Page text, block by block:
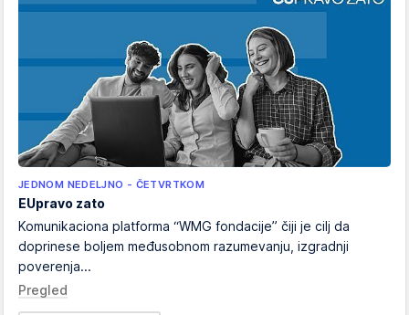
JEDNOM NEDELJNO - ČETVRTKOM
EUpravo zato
Komunikaciona platforma “WMG fondacije” čiji je cilj da
doprinese boljem međusobnom razumevanju, izgradnji
poverenja...
Pregled